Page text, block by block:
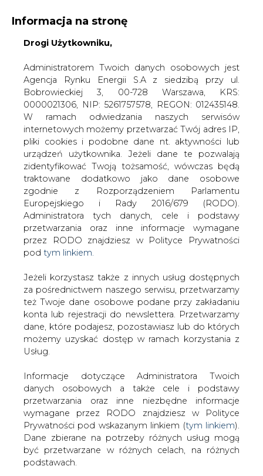
KONTAKT:
WIELKOŚĆ TEKSTU A A
ZALOGUJ SIĘ
WŁĄCZ CIRE.TV
Informacja na stronę
Drogi Użytkowniku,
Administratorem Twoich danych osobowych jest
Agencja Rynku Energii S.A z siedzibą przy ul.
Bobrowieckiej 3, 00-728 Warszawa, KRS:
0000021306, NIP: 5261757578, REGON: 012435148.
W ramach odwiedzania naszych serwisów
internetowych możemy przetwarzać Twój adres IP,
pliki cookies i podobne dane nt. aktywności lub
urządzeń użytkownika. Jeżeli dane te pozwalają
zidentyfikować Twoją tożsamość, wówczas będą
traktowane dodatkowo jako dane osobowe
zgodnie z Rozporządzeniem Parlamentu
Europejskiego i Rady 2016/679 (RODO).
Administratora tych danych, cele i podstawy
przetwarzania oraz inne informacje wymagane
przez RODO znajdziesz w Polityce Prywatności
pod tym linkiem.
Jeżeli korzystasz także z innych usług dostępnych
za pośrednictwem naszego serwisu, przetwarzamy
też Twoje dane osobowe podane przy zakładaniu
konta lub rejestracji do newslettera. Przetwarzamy
dane, które podajesz, pozostawiasz lub do których
możemy uzyskać dostęp w ramach korzystania z
Usług.
Informacje dotyczące Administratora Twoich
danych osobowych a także cele i podstawy
przetwarzania oraz inne niezbędne informacje
wymagane przez RODO znajdziesz w Polityce
Prywatności pod wskazanym linkiem (tym linkiem).
Dane zbierane na potrzeby różnych usług mogą
być przetwarzane w różnych celach, na różnych
podstawach.
Strona główna / SERWIS INFORMACYJNY CIRE
JSW planuje inwestycje w energetykę
2010-11-24 00:00
skomentuj
udostępnij:
JSW planuje inwestycje w
energetykę